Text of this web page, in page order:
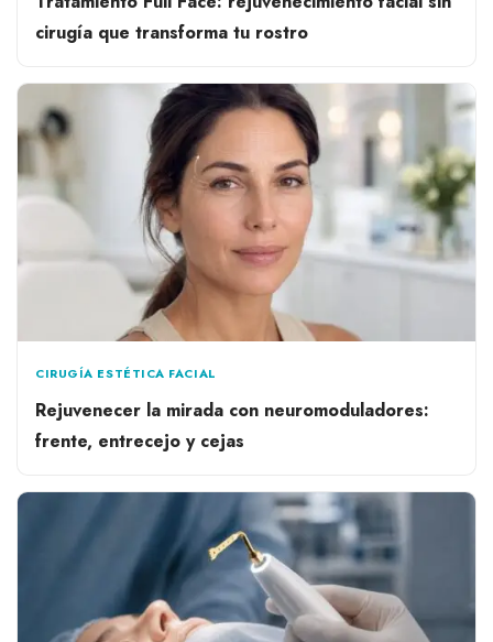
cirugía que transforma tu rostro
CIRUGÍA ESTÉTICA FACIAL
Rejuvenecer la mirada con neuromoduladores:
frente, entrecejo y cejas